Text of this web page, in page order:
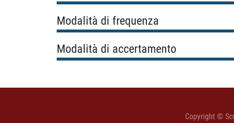
Modalità di frequenza
Modalità di accertamento
Copyright ©